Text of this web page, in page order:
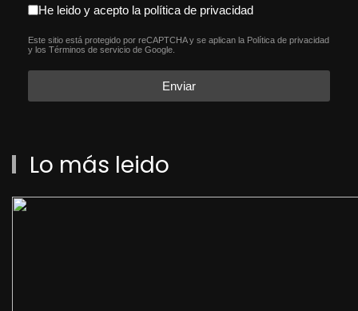
aceptacion política de
He leido y acepto la política de privacidad
reCAPTCHA*
Este sitio está protegido por reCAPTCHA y se aplican la Política de privacidad
y los Términos de servicio de Google.
Enviar
Lo más leido